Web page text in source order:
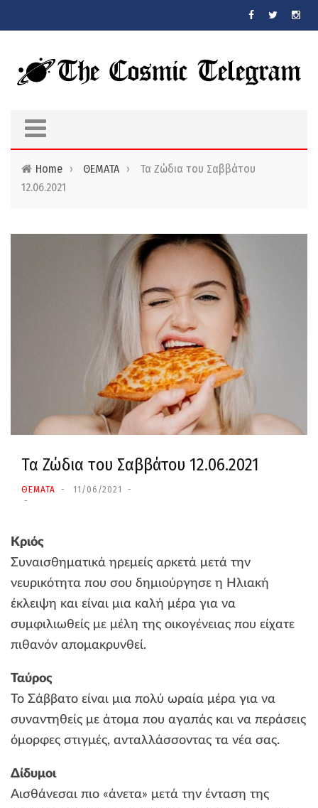
Home › ΘΕΜΑΤΑ ›
Τα Ζώδια τoυ Σαββάτου
12.06.2021
Τα Ζώδια τoυ Σαββάτου 12.06.2021
ΘΕΜΑΤΑ 11/06/2021
Κριός
Συναισθηματικά ηρεμείς αρκετά μετά την
νευρικότητα που σου δημιούργησε η Ηλιακή
έκλειψη και είναι μια καλή μέρα για να
συμφιλιωθείς με μέλη της οικογένειας που είχατε
πιθανόν απομακρυνθεί.
Ταύρος
Το Σάββατο είναι μια πολύ ωραία μέρα για να
συναντηθείς με άτομα που αγαπάς και να περάσεις
όμορφες στιγμές, ανταλλάσσοντας τα νέα σας.
Δίδυμοι
Αισθάνεσαι πιο «άνετα» μετά την ένταση της